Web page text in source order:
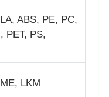
αυτοκινήτων
ABS, PE, PC,
PET, PS,
LKM